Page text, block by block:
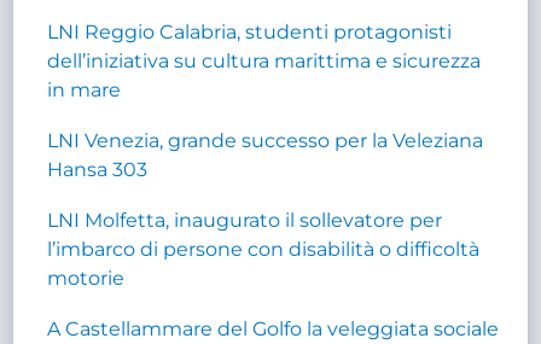
LNI Reggio Calabria, studenti protagonisti
dell’iniziativa su cultura marittima e sicurezza
in mare
LNI Venezia, grande successo per la Veleziana
Hansa 303
LNI Molfetta, inaugurato il sollevatore per
l’imbarco di persone con disabilità o difficoltà
motorie
A Castellammare del Golfo la veleggiata sociale